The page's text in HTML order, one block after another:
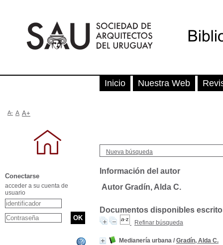
Nueva búsqueda
Información del autor
Autor Gradín, Alda C.
Documentos disponibles
Refinar búsqueda
Medianería urbana / Gradín, Alda C.
Inicio Nuestra Web
A- A A+
Conectarse
acceder a su cuenta de
usuario